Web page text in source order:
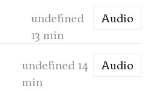
undefined
13 min
Audio
undefined 14
min
Audio